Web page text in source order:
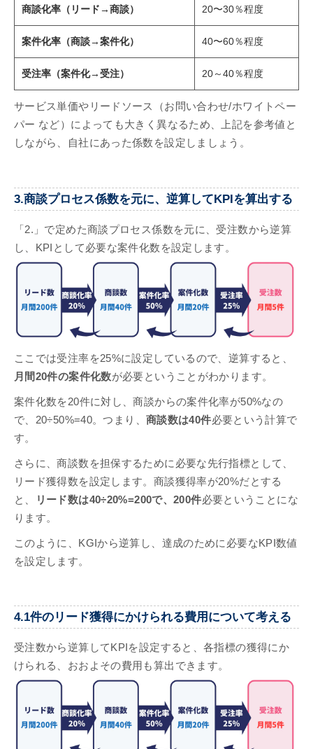
商談化率（リード→商談） 20〜30％程度
案件化率（商談→案件化） 40〜60％程度
受注率（案件化→受注） 20～40％程度
サービス単価やリードソース（お問い合わせ/ホワイトペー
パー など）によっても大きく異なるため、上記を参考値と
しながら、自社にあった係数を設定しましょう。
3.商談プロセス係数を元に、逆算してKPIを算出する
「2.」で定めた商談プロセス係数を元に、受注数から逆算
し、KPIとして必要な案件化数を設定します。
ここでは受注率を25%に設定しているので、逆算すると、
月間20件の案件化数が必要ということがわかります。
案件化数を20件に対し、商談からの案件化率が50%なの
で、20÷50%=40。つまり、 商談数は40件必要という計算で
す。
さらに、商談数を担保するために必要な先行指標として、
リード獲得数を設定します。商談獲得率が20%だとする
と、
リード数は40÷20%=200で、200件必要ということにな
ります。
このように、KGIから逆算し、達成のために必要なKPI数値
を設定します。
4.1件のリード獲得にかけられる費用について考える
受注数から逆算してKPIを設定すると、各指標の獲得にか
けられる、おおよその費用も算出できます。